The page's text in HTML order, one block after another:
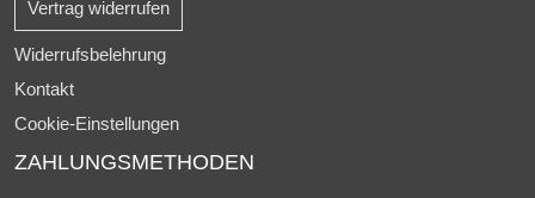
Vertrag widerrufen
Widerrufsbelehrung
Kontakt
Cookie-Einstellungen
ZAHLUNGSMETHODEN